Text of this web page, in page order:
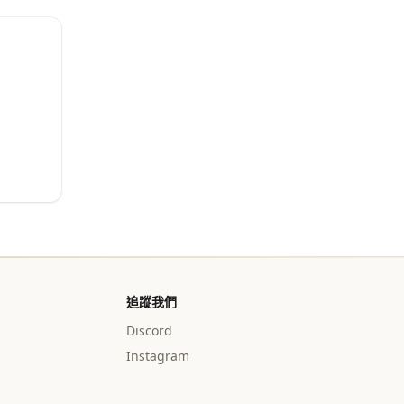
追蹤我們
Discord
Instagram